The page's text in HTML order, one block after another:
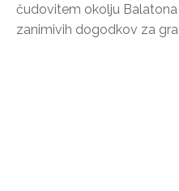
čudovitem okolju
zanimivih dogodkov za